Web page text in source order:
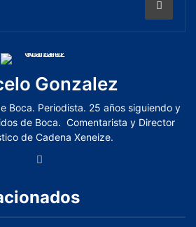
Gonzalez
Boca. Periodista. 25 años siguiendo y
de Boca. Comentarista y Director
de Cadena Xeneize.